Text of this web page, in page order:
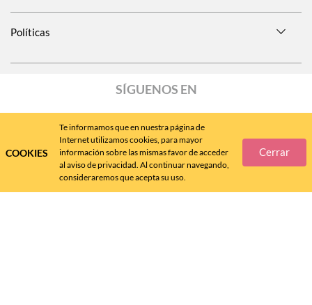
COOKIES
Te informamos que en nuestra página de
Internet utilizamos cookies, para mayor
información sobre las mismas favor de acceder
al aviso de privacidad. Al continuar navegando,
consideraremos que acepta su uso.
Cerrar
Políticas
SÍGUENOS EN
CallCenter477 788 4600